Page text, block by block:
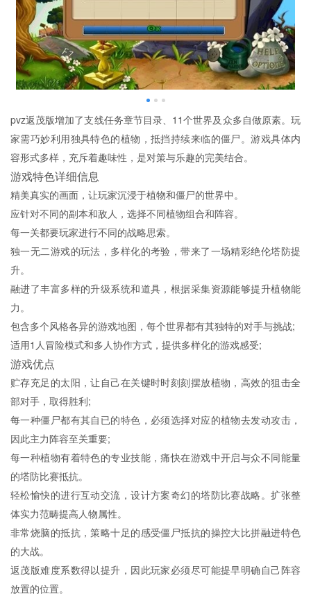
pvz返茂版增加了支线任务章节目录、11个世界及众多自做原素。玩
家需巧妙利用独具特色的植物，抵挡持续来临的僵尸。游戏具体内
容形式多样，充斥着趣味性，是对策与乐趣的完美结合。
游戏特色详细信息
精美真实的画面，让玩家沉浸于植物和僵尸的世界中。
应针对不同的副本和敌人，选择不同植物组合和阵容。
每一关都要玩家进行不同的战略思索。
独一无二游戏的玩法，多样化的考验，带来了一场精彩绝伦塔防提
升。
融进了丰富多样的升级系统和道具，根据采集资源能够提升植物能
力。
包含多个风格各异的游戏地图，每个世界都有其独特的对手与挑战;
适用1人冒险模式和多人协作方式，提供多样化的游戏感受;
游戏优点
贮存充足的太阳，让自己在关键时时刻刻摆放植物，高效的狙击全
部对手，取得胜利;
每一种僵尸都有其自已的特色，必须选择对应的植物去发动攻击，
因此主力阵容至关重要;
每一种植物有着特色的专业技能，痛快在游戏中开启与众不同能量
的塔防比赛抵抗。
轻松愉快的进行互动交流，设计方案奇幻的塔防比赛战略。扩张整
体实力范畴提高人物属性。
非常烧脑的抵抗，策略十足的感受僵尸抵抗的操控大比拼融进特色
的大战。
返茂版难度系数得以提升，因此玩家必须尽可能提早明确自己阵容
放置的位置。